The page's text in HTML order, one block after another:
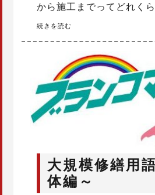
から施工までってどれく
続きを読む
大規模修繕用
体編～